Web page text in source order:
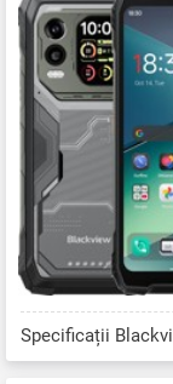
Specificații